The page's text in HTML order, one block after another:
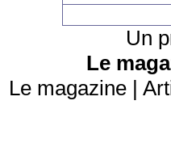
Un
Le
Le magazine|